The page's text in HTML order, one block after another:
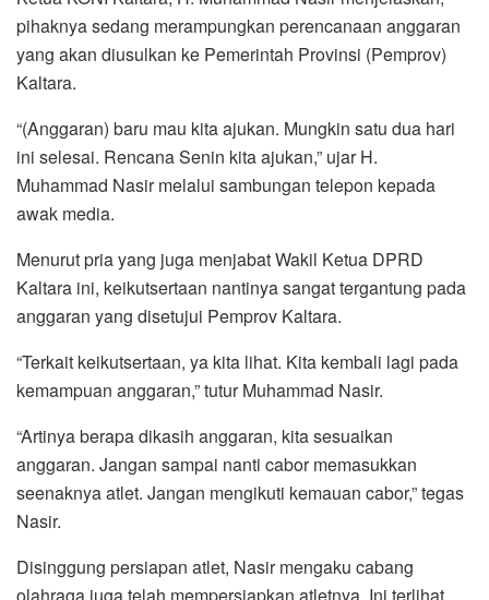
pihaknya sedang merampungkan perencanaan anggaran
yang akan diusulkan ke Pemerintah Provinsi (Pemprov)
Kaltara.
“(Anggaran) baru mau kita ajukan. Mungkin satu dua hari
ini selesai. Rencana Senin kita ajukan,” ujar H.
Muhammad Nasir melalui sambungan telepon kepada
awak media.
Menurut pria yang juga menjabat Wakil Ketua DPRD
Kaltara ini, keikutsertaan nantinya sangat tergantung pada
anggaran yang disetujui Pemprov Kaltara.
“Terkait keikutsertaan, ya kita lihat. Kita kembali lagi pada
kemampuan anggaran,” tutur Muhammad Nasir.
“Artinya berapa dikasih anggaran, kita sesuaikan
anggaran. Jangan sampai nanti cabor memasukkan
seenaknya atlet. Jangan mengikuti kemauan cabor,” tegas
Nasir.
Disinggung persiapan atlet, Nasir mengaku cabang